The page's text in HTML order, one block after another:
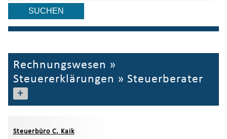
Rechnungswesen »
Steuererklärungen » Steuerberater
+
Steuerbüro C. Kaik